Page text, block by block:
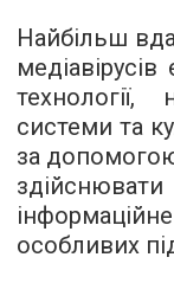
Найбільш
технології,
системи та
за
особливих